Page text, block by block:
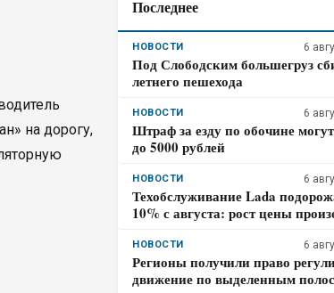
на дорогу,
Последнее
НОВОСТИ 6
Под Слободским большегруз
летнего пешехода
НОВОСТИ 6
Штраф за езду по обочине
до 5000 рублей
НОВОСТИ 6
Техобслуживание Lada
10% с августа: рост цены
НОВОСТИ 6
Регионы получили право
движение по выделенным